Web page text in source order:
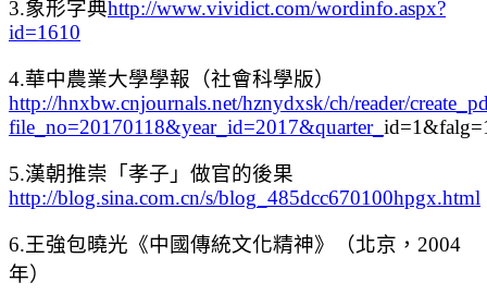
3.象形字典http://www.vividict.com/wordinfo.aspx?
id=1610
4.華中農業大學學報（社會科學版）
http://hnxbw.cnjournals.net/hznydxsk/ch/reader/
file_no=20170118&year_id=2017&quarter_
5.漢朝推崇「孝子」做官的後果
http://blog.sina.com.cn/s/blog_485dcc670100hpgx.html
6.王強包曉光《中國傳統文化精神》（北京，2004
年）